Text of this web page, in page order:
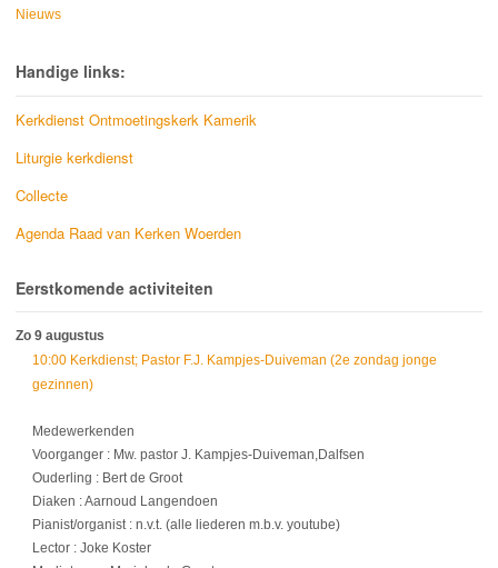
Nieuws
Handige links:
Kerkdienst Ontmoetingskerk Kamerik
Liturgie kerkdienst
Collecte
Agenda Raad van Kerken Woerden
Eerstkomende activiteiten
Zo 9 augustus
10:00 Kerkdienst; Pastor F.J. Kampjes-Duiveman (2e zondag jonge
gezinnen)
Medewerkenden
Voorganger : Mw. pastor J. Kampjes-Duiveman,Dalfsen
Ouderling : Bert de Groot
Diaken : Aarnoud Langendoen
Pianist/organist : n.v.t. (alle liederen m.b.v. youtube)
Lector : Joke Koster